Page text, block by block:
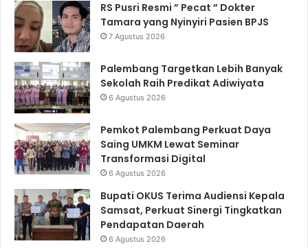
RS Pusri Resmi ” Pecat ” Dokter
Tamara yang Nyinyiri Pasien BPJS
7 Agustus 2026
Palembang Targetkan Lebih Banyak
Sekolah Raih Predikat Adiwiyata
6 Agustus 2026
Pemkot Palembang Perkuat Daya
Saing UMKM Lewat Seminar
Transformasi Digital
6 Agustus 2026
Bupati OKUS Terima Audiensi Kepala
Samsat, Perkuat Sinergi Tingkatkan
Pendapatan Daerah
6 Agustus 2026